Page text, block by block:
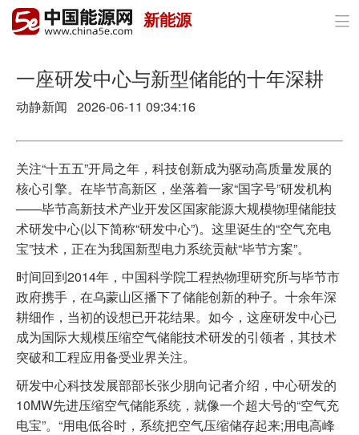
首页
政策与经济
油气
煤炭
电力
新能源
节能环保
分布式能源
新能源 
一座研发中心与新型储能的十年深耕
动静新闻 2026-06-11 09:34:16
关注“十五五”开局之年，科技创新成为驱动高质量发展的
核心引擎。在毕节高新区，坐落着一家“国字号”研发机构
——毕节高新技术产业开发区国家能源大规模物理储能技
术研发中心(以下简称“研发中心”)。这里诞生的“空气充电
宝”技术，正在为我国新型电力系统贡献“毕节方案”。
时间回到2014年，中国科学院工程热物理研究所与毕节市
政府携手，在乌蒙山区播下了储能创新的种子。十余年深
耕细作，当初的设想已开花结果。如今，这座研发中心已
成为国际大规模压缩空气储能技术研发的引领者，其技术
突破和工程应用备受业界关注。
研发中心科技发展部部长张少朋向记者介绍，中心研发的
10MW先进压缩空气储能系统，就像一个超大号的“空气充
电宝”。“用电低谷时，系统把空气压缩储存起来;用电高峰